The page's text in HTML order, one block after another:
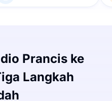
Prancis ke
Langkah